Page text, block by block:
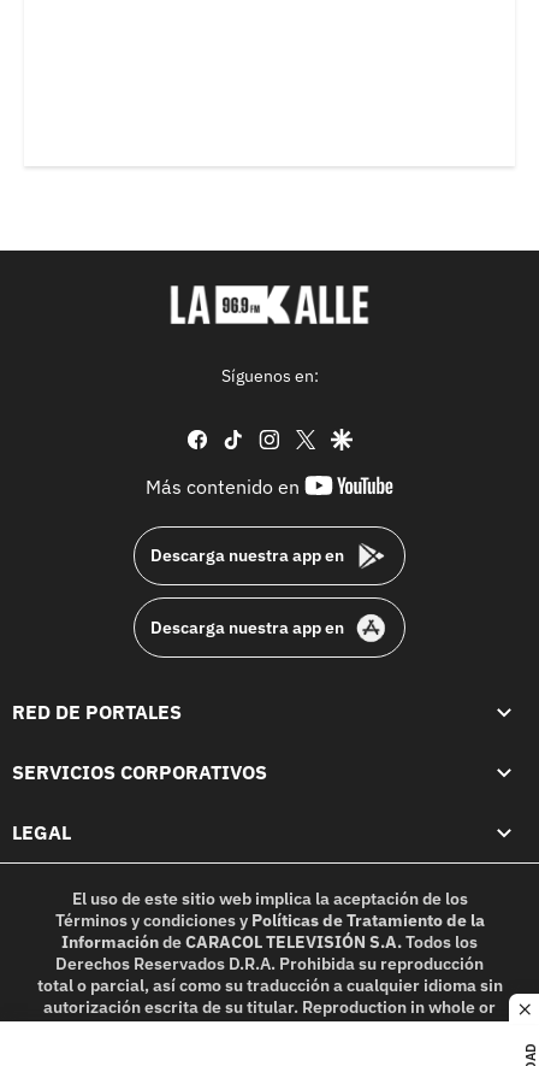
Síguenos en:
facebook
tiktok instagram
twittergoogle
Más contenido en
youtube-
Descarga nuestra app en
Descarga nuestra app en
RED DE PORTALES
SERVICIOS CORPORATIVOS
LEGAL
El uso de este sitio web implica la aceptación de los
Términos y condicionesy Políticas de Tratamiento de la
InformacióndeCARACOL TELEVISIÓN S.A.Todos los
Derechos Reservados D.R.A. Prohibida su reproducción
total o parcial, así como su traducción a cualquier idioma sin
autorización escrita de su titular. Reproduction in whole or